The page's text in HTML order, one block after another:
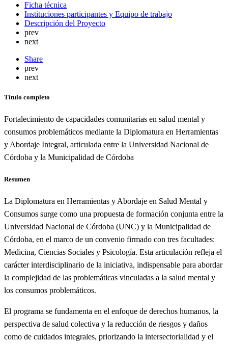
Ficha técnica
Instituciones participantes y Equipo de trabajo
Descripción del Proyecto
prev
next
Share
prev
next
Título completo
Fortalecimiento de capacidades comunitarias en salud mental y
consumos problemáticos mediante la Diplomatura en Herramientas
y Abordaje Integral, articulada entre la Universidad Nacional de
Córdoba y la Municipalidad de Córdoba
Resumen
La Diplomatura en Herramientas y Abordaje en Salud Mental y
Consumos surge como una propuesta de formación conjunta entre la
Universidad Nacional de Córdoba (UNC) y la Municipalidad de
Córdoba, en el marco de un convenio firmado con tres facultades:
Medicina, Ciencias Sociales y Psicología. Esta articulación refleja el
carácter interdisciplinario de la iniciativa, indispensable para abordar
la complejidad de las problemáticas vinculadas a la salud mental y
los consumos problemáticos.
El programa se fundamenta en el enfoque de derechos humanos, la
perspectiva de salud colectiva y la reducción de riesgos y daños
como de cuidados integrales, priorizando la intersectorialidad y el